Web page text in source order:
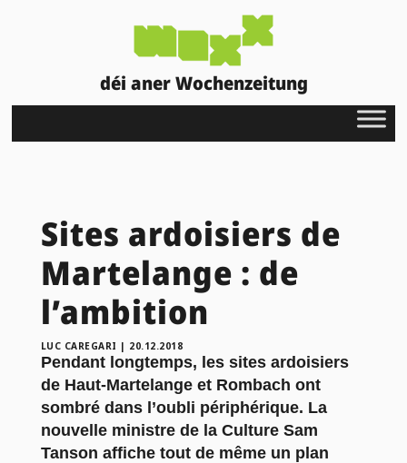
déi aner Wochenzeitung
Sites ardoisiers de
Martelange : de
l’ambition
LUC CAREGARI | 20.12.2018
Pendant longtemps, les sites ardoisiers
de Haut-Martelange et Rombach ont
sombré dans l’oubli périphérique. La
nouvelle ministre de la Culture Sam
Tanson affiche tout de même un plan